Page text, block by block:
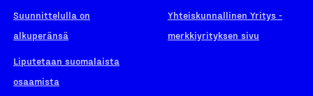
Suunnittelulla on
alkuperänsä
Liputetaan suomalaista
osaamista
Yhteiskunnallinen Yritys -
merkkiyrityksen sivu